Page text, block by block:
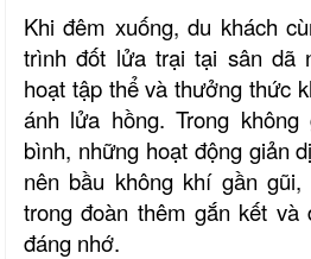
Khi đêm xuống, du khách
trình đốt lửa trại tại sân dã
hoạt tập thể và thưởng thức
ánh lửa hồng. Trong
bình, những hoạt động giản
nên bầu không khí gần
trong đoàn thêm gắn kết và
đáng nhớ.